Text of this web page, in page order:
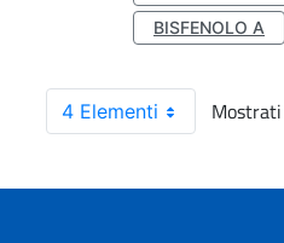
BISFENOLO A
4 Elementi